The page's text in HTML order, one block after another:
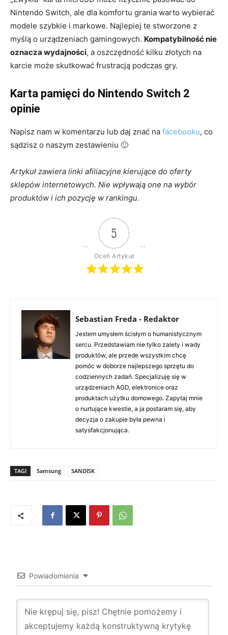
Nintendo Switch, ale dla komfortu grania warto wybierać
modele szybkie i markowe. Najlepiej te stworzone z
myślą o urządzeniach gamingowych. Kompatybilność nie
oznacza wydajności, a oszczędność kilku złotych na
karcie może skutkować frustracją podczas gry.
Karta pamięci do Nintendo Switch 2
opinie
Napisz nam w komentarzu lub daj znać na facebooku, co
sądzisz o naszym zestawieniu 🙂
Artykuł zawiera linki afiliacyjne kierujące do oferty
sklepów internetowych. Nie wpływają one na wybór
produktów i ich pozycję w rankingu.
5
Oceń Artykuł
Sebastian Freda - Redaktor
Jestem umysłem ścisłym o humanistycznym
sercu. Przedstawiam nie tylko zalety i wady
produktów, ale przede wszystkim chcę
pomóc w doborze najlepszego sprzętu do
codziennych zadań. Specjalizuję się w
urządzeniach AGD, elektronice oraz
produktach użytku domowego. Zapytaj mnie
o nurtujące kwestie, a ja postaram się, aby
decyzja o zakupie była pewna i
satysfakcjonująca.
TAGI Samsung SANDISK
Powiadomienia